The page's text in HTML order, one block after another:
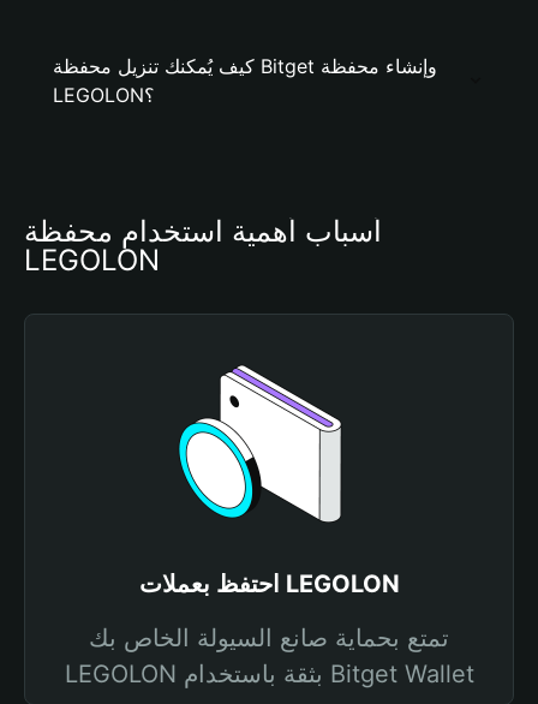
كيف يُمكنك تنزيل محفظة Bitget وإنشاء محفظة
LEGOLON؟
أسباب أهمية استخدام محفظة
LEGOLON
احتفظ بعملات LEGOLON
تمتع بحماية صانع السيولة الخاص بك
LEGOLON بثقة باستخدام Bitget Wallet